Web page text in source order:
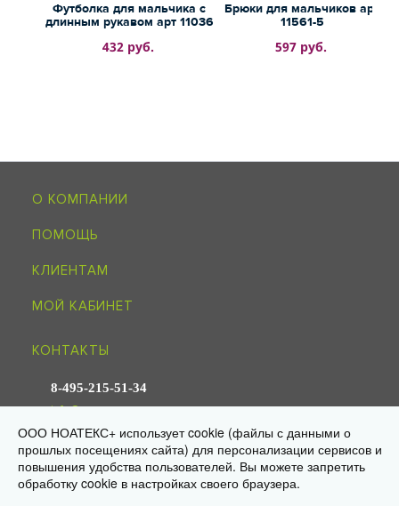
Футболка для мальчика с
длинным рукавом арт 11036
432 руб.
Брюки для мальчиков арт
11561-5
597 руб.
О КОМПАНИИ
ПОМОЩЬ
КЛИЕНТАМ
МОЙ КАБИНЕТ
КОНТАКТЫ
8-495-215-51-34
info@noagroup.ru
© 2009—2026 «НОАТЕКС+» — трикотаж оптом от производителя
Юр. адрес: 125581, г. Москва, ул. Ляпидевского, д. 4, кв. 158
Склад/самовывоз: 141595, МО, Солнечногорск, дер. Ложки,
«Есипово», стр. 16А, пом. 3
ООО НОАТЕКС+ использует cookie (файлы с данными о
прошлых посещениях сайта) для персонализации сервисов и
повышения удобства пользователей. Вы можете запретить
обработку cookie в настройках своего браузера.